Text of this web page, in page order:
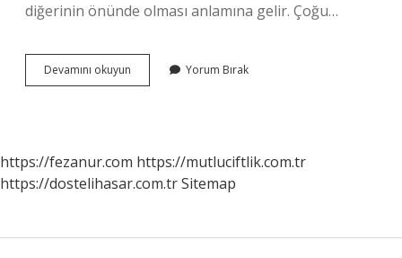
diğerinin önünde olması anlamına gelir. Çoğu…
Devamını okuyun
Topu
Yorum Bırak
https://fezanur.com https://mutluciftlik.com.tr
https://dostelihasar.com.trSitemap